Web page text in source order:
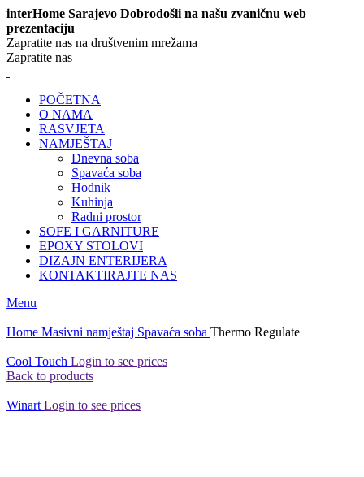
interHome Sarajevo Dobrodošli na našu zvaničnu web
prezentaciju
Zapratite nas na društvenim mrežama
Zapratite nas
POČETNA
O NAMA
RASVJETA
NAMJEŠTAJ
Dnevna soba
Spavaća soba
Hodnik
Kuhinja
Radni prostor
SOFE I GARNITURE
EPOXY STOLOVI
DIZAJN ENTERIJERA
KONTAKTIRAJTE NAS
Menu
Home Masivni namještaj Spavaća soba Thermo Regulate
Cool Touch Login to see prices
Back to products
Winart Login to see prices